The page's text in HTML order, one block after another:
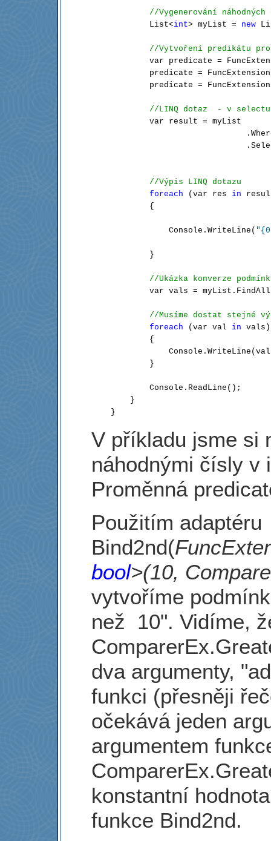
//Vygenerování
            List<
int> myList = new
//Vytvoření predikátu
var predicate =
predicate =
predicate =
//LINQ dotaz  - v
            var result = myList
//Výpis LINQ dotazu
foreach (var res in
            {
                Console.WriteLine(
            }
//Ukázka konverze
var vals =
//Musíme dostat stejné
foreach (var val in vals)
            {
            }
            Console.ReadLine();
        }
    }
V příkladu jsme si
náhodnými čísly v
Proměnná
Použitím adaptéru
Bind2nd(
bool>(10,
vytvoříme
než 10". Vidíme,
dva argumenty,
funkci (přesněji
očekává jeden
argumentem
konstantní
funkce Bind2nd.